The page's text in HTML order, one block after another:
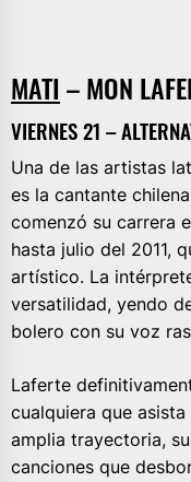
MATI – MON
VIERNES 21 –
Una de las artistas
es la cantante
comenzó su carrera
hasta julio del 2011,
artístico. La
versatilidad, yendo
bolero con su voz
Laferte
cualquiera que
amplia trayectoria,
canciones que